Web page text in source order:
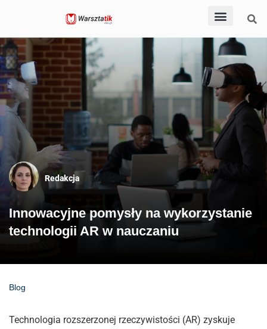
Redakcja
Innowacyjne pomysły na wykorzystanie
technologii AR w nauczaniu
Blog
Technologia rozszerzonej rzeczywistości (AR) zyskuje